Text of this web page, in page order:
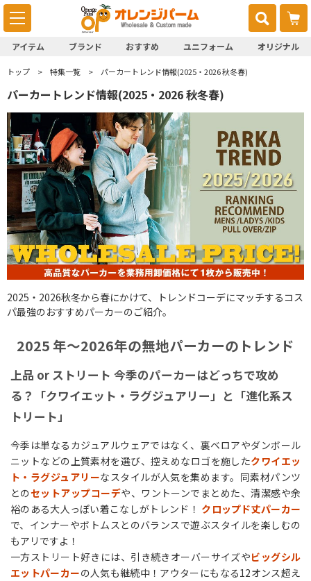
アイテム ブランド おすすめ ユニフォーム オリジナル
トップ 特集一覧 パーカートレンド情報(2025・2026 秋冬春)
パーカートレンド情報(2025・2026 秋冬春)
2025・2026秋冬から春にかけて、トレンドコーデにマッチするコス
パ最強のおすすめパーカーのご紹介。
2025 年～2026年の無地パーカーのトレンド
上品 or ストリート 今季のパーカーはどっちで攻め
る？「クワイエット・ラグジュアリー」と「進化系ス
トリート」
今季は単なるカジュアルウェアではなく、裏ベロアやダンボール
ニットなどの上質素材を選び、控えめなロゴを施したクワイエッ
ト・ラグジュアリーなスタイルが人気を集めます。同素材パンツ
とのセットアップコーデや、ワントーンでまとめた、清潔感や余
裕のある大人っぽい着こなしがトレンド！ クロップド丈パーカー
で、インナーやボトムスとのバランスで遊ぶスタイルを楽しむの
もアリですよ！
一方ストリート好きには、引き続きオーバーサイズやビッグシル
エットパーカーの人気も継続中！アウターにもなる12オンス超え